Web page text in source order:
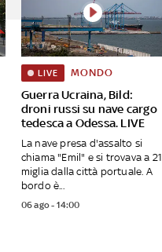
Guerra Ucraina, Bild:
droni russi su nave cargo
tedesca a Odessa. LIVE
LIVE MONDO
La nave presa d'assalto si
chiama "Emil" e si trovava a 21
miglia dalla città portuale. A
bordo è...
06 ago - 14:00